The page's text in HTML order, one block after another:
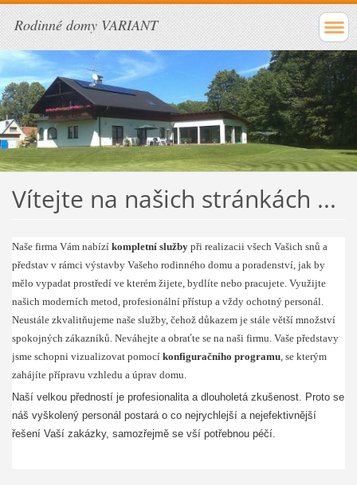
Rodinné domy VARIANT
Vítejte na našich stránkách ...
Naše firma Vám nabízí kompletní službypři realizacii všech Vašich snů a
představ v rámci výstavby Vašeho rodinného domu a poradenství, jak by
mělo vypadat prostředí ve kterém žijete, bydlíte nebo pracujete. Využijte
našich moderních metod, profesionální přístup a vždy ochotný personál.
Neustále zkvalitňujeme naše služby, čehož důkazem je stále větší množství
spokojných zákazníků. Neváhejte a obraťte se na naši firmu. Vaše představy
jsme schopni vizualizovat pomocí konfiguračního programu, se kterým
zahájíte přípravu vzhledu a úprav domu.
Naší velkou předností je profesionalita a dlouholetá zkušenost. Proto se
náš vyškolený personál postará o co nejrychlejší a nejefektivnější
řešení Vaší zakázky, samozřejmě se vší potřebnou péčí.